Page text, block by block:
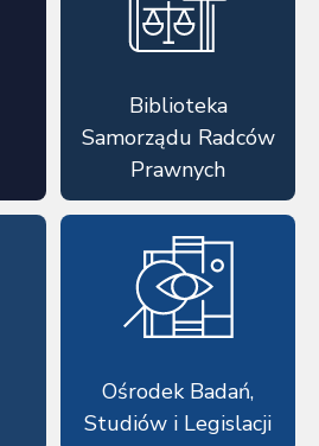
Biblioteka
Samorządu Radców
Prawnych
Ośrodek Badań,
Studiów i Legislacji